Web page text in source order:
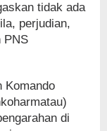
tidak ada
perjudian,
PNS
Komando
di